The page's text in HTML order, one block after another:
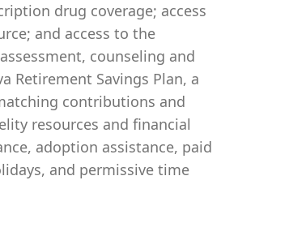
drug coverage; access
and access to the
counseling and
Retirement Savings Plan, a
contributions and
resources and financial
adoption assistance, paid
and permissive time